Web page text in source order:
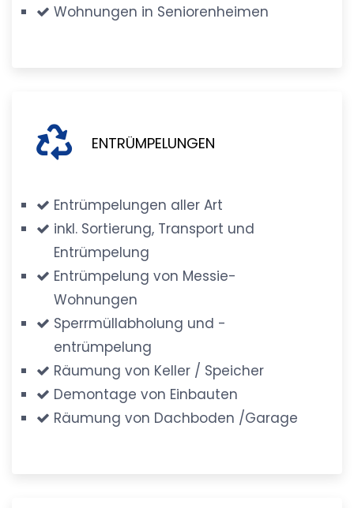
Wohnungen in Seniorenheimen
ENTRÜMPELUNGEN
Entrümpelungen aller Art
inkl. Sortierung, Transport und
Entrümpelung
Entrümpelung von Messie-
Wohnungen
Sperrmüllabholung und -
entrümpelung
Räumung von Keller / Speicher
Demontage von Einbauten
Räumung von Dachboden /Garage